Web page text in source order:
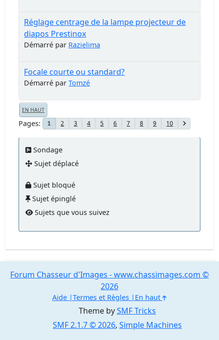
Réglage centrage de la lampe projecteur de
diapos Prestinox
Démarré par Razielima
Focale courte ou standard?
Démarré parTomzé
EN HAUT
Pages 1 2 3 4 5 6 7 8 9 10
Sondage
Sujet déplacé
Sujet bloqué
Sujet épinglé
Sujets que vous suivez
Theme bySMF Tricks
SMF 2.1.7 © 2026, Simple Machines
Forum Chasseur d'Images - www.chassimages.com ©
2026
Aide Termes et Règles En haut